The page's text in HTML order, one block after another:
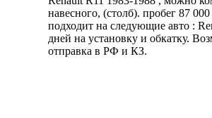
навесного, (столб). пробег 87
подходит на следующие авто :
дней на установку и обкатку.
отправка в РФ и КЗ.